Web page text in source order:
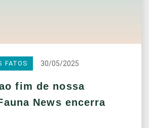
FATOS 30/05/2025
fim de nossa
News encerra